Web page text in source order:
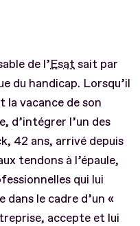
de l’Esatsait par
du handicap. Lorsqu’il
vacance de son
d’intégrer l’un des
42 ans, arrivé depuis
tendons à l’épaule,
qui lui
le cadre d’un «
accepte et lui